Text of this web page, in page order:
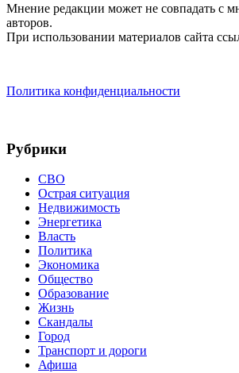
Мнение редакции может не совпадать с
авторов.
При использовании материалов сайта
Политика конфиденциальности
Рубрики
СВО
Острая ситуация
Недвижимость
Энергетика
Власть
Политика
Экономика
Общество
Образование
Жизнь
Скандалы
Город
Транспорт и дороги
Афиша